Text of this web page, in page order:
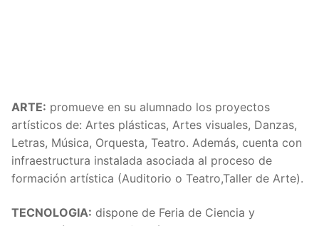
ARTE: promueve en su alumnado los proyectos
artísticos de: Artes plásticas, Artes visuales, Danzas,
Letras, Música, Orquesta, Teatro. Además, cuenta con
infraestructura instalada asociada al proceso de
formación artística (Auditorio o Teatro,Taller de Arte).
TECNOLOGIA: dispone de Feria de Ciencia y